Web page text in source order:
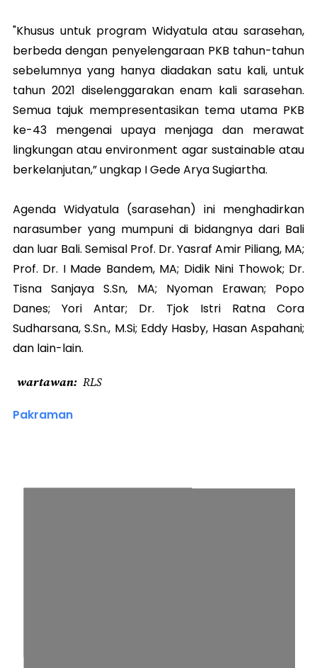
"Khusus untuk program Widyatula atau sarasehan,
berbeda dengan penyelengaraan PKB tahun-tahun
sebelumnya yang hanya diadakan satu kali, untuk
tahun 2021 diselenggarakan enam kali sarasehan.
Semua tajuk mempresentasikan tema utama PKB
ke-43 mengenai upaya menjaga dan merawat
lingkungan atau environment agar sustainable atau
berkelanjutan,” ungkap I Gede Arya Sugiartha.
Agenda Widyatula (sarasehan) ini menghadirkan
narasumber yang mumpuni di bidangnya dari Bali
dan luar Bali. Semisal Prof. Dr. Yasraf Amir Piliang, MA;
Prof. Dr. I Made Bandem, MA; Didik Nini Thowok; Dr.
Tisna Sanjaya S.Sn, MA; Nyoman Erawan; Popo
Danes; Yori Antar; Dr. Tjok Istri Ratna Cora
Sudharsana, S.Sn., M.Si; Eddy Hasby, Hasan Aspahani;
dan lain-lain.
wartawan RLS
Pakraman